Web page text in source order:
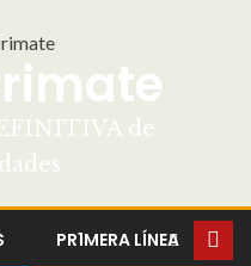
de
PR1MERA LÍNEA